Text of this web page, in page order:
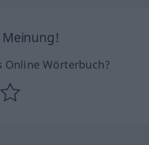
Meinung!
Wörterbuch?